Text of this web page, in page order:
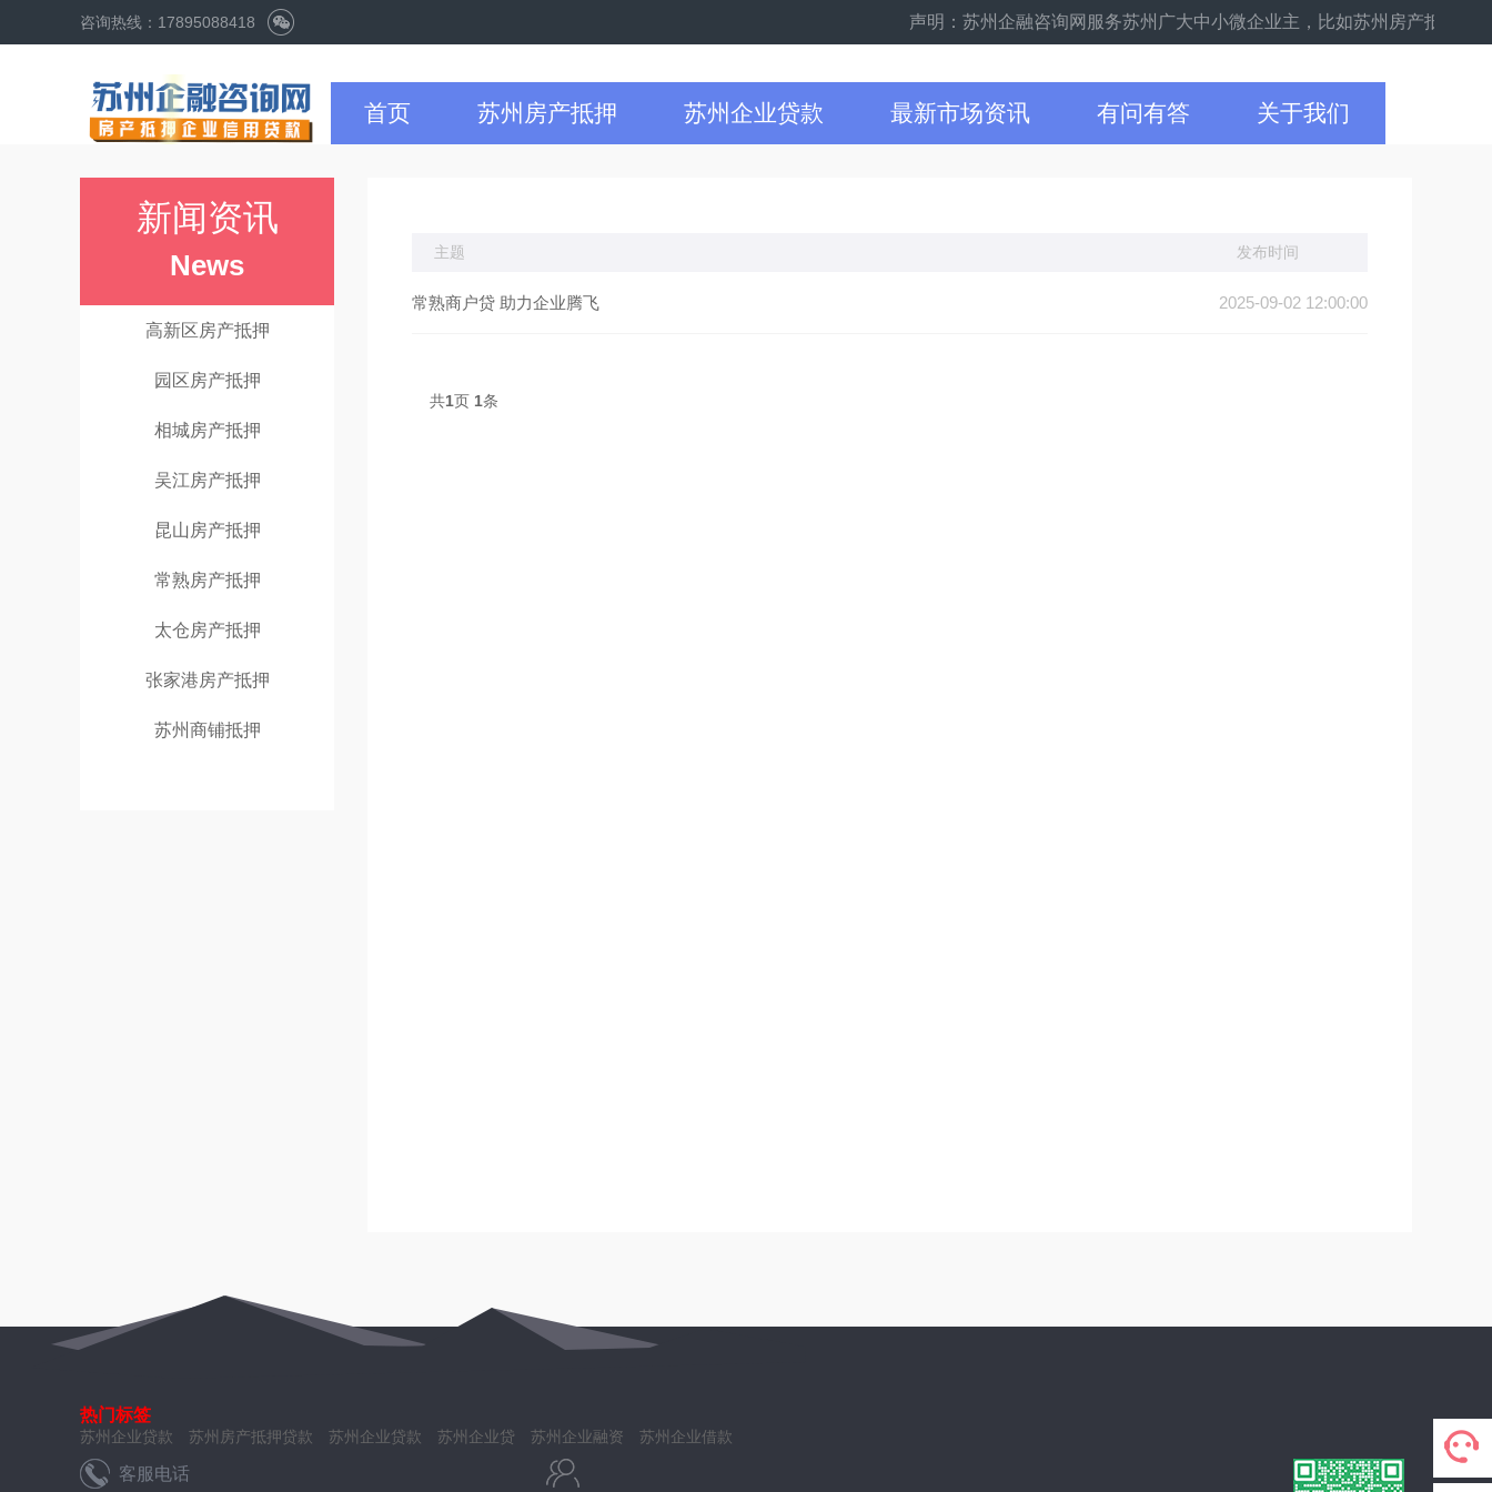
咨询热线：17895088418 声明：苏州企融咨询网服务苏州广大中小微企业主，比如苏州房产抵押、
首页 苏州房产抵押 苏州企业贷款 最新市场资讯 有问有答 关于我们
新闻资讯
News
高新区房产抵押
园区房产抵押
相城房产抵押
吴江房产抵押
昆山房产抵押
常熟房产抵押
太仓房产抵押
张家港房产抵押
苏州商铺抵押
主题 发布时间
常熟商户贷 助力企业腾飞 2025-09-02 12:00:00
共1页 1条
热门标签
苏州企业贷款 苏州房产抵押贷款 苏州企业贷款 苏州企业贷 苏州企业融资 苏州企业借款
客服电话